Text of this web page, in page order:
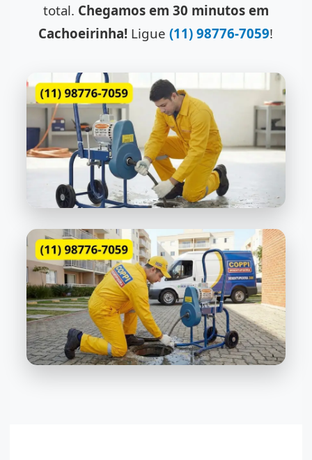
total. Chegamos em 30 minutos em
Cachoeirinha! Ligue(11) 98776-7059!